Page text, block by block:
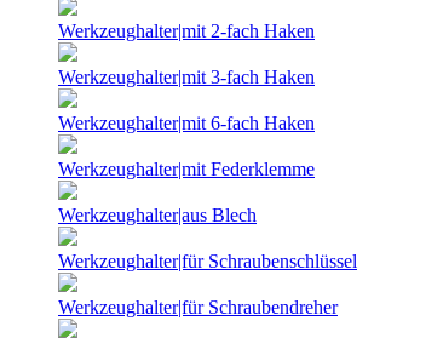
Werkzeughalter|mit 2-fach Haken
Werkzeughalter|mit 3-fach Haken
Werkzeughalter|mit 6-fach Haken
Werkzeughalter|mit Federklemme
Werkzeughalter|aus Blech
Werkzeughalter|für Schraubenschlüssel
Werkzeughalter|für Schraubendreher